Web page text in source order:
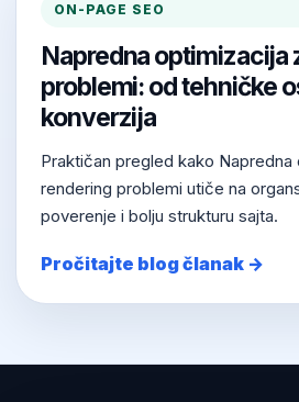
ON-PAGE SEO
Napredna optimizacija
problemi: od tehničke
konverzija
Praktičan pregled kako Napredna
rendering problemi utiče na
poverenje i bolju strukturu sajta.
Pročitajte blog članak →